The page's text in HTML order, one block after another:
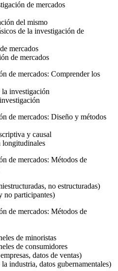
de mercados
del mismo
de la investigación de
mercados
de mercados
de mercados: Comprender los
investigación
de mercados: Diseño y métodos
y causal
longitudinales
de mercados: Métodos de
no estructuradas)
no participantes)
de mercados: Métodos de
de minoristas
de consumidores
datos de ventas)
industria, datos gubernamentales)